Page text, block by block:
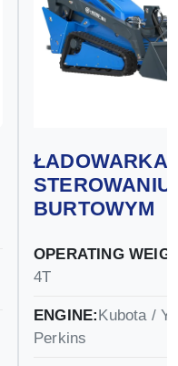
ŁADOWARKA
STEROWANIU
BURTOWYM
OPERATING
4T
ENGINE:Kubota /
Perkins